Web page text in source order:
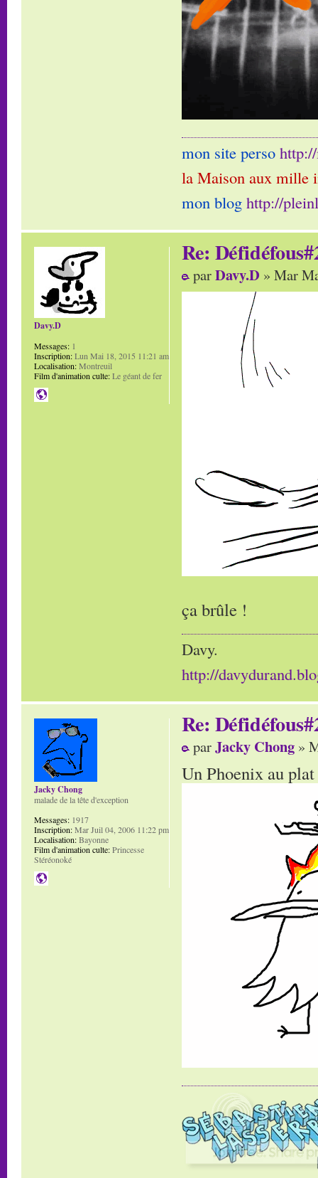
mon site perso
la Maison aux mille
mon blog http://
Re:
parDavy.D » Mar
ça brûle !
Davy.
http://
Davy.D
Messages: 1
Inscription:Lun Mai 18, 2015 11:21 am
Localisation:Montreuil
Film d'animation culte:Le géant de fer
Re:
parJacky Chong »
Un Phoenix au
Jacky Chong
malade de la tête d'exception
Messages: 1917
Inscription:Mar Juil 04, 2006 11:22 pm
Localisation:Bayonne
Film d'animation culte:Princesse
Stéréonoké